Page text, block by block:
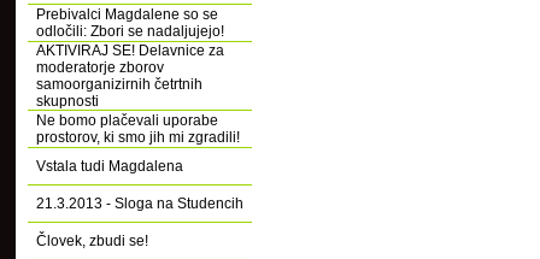
Prebivalci Magdalene so se
odločili: Zbori se nadaljujejo!
AKTIVIRAJ SE! Delavnice za
moderatorje zborov
samoorganizirnih četrtnih
skupnosti
Ne bomo plačevali uporabe
prostorov, ki smo jih mi zgradili!
Vstala tudi Magdalena
21.3.2013 - Sloga na Studencih
Človek, zbudi se!